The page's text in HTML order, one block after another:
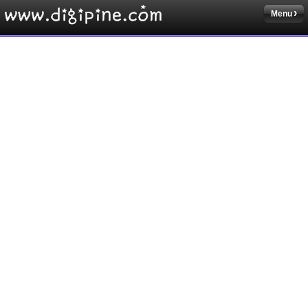
Menu
Sketchbook5, 스케치북5